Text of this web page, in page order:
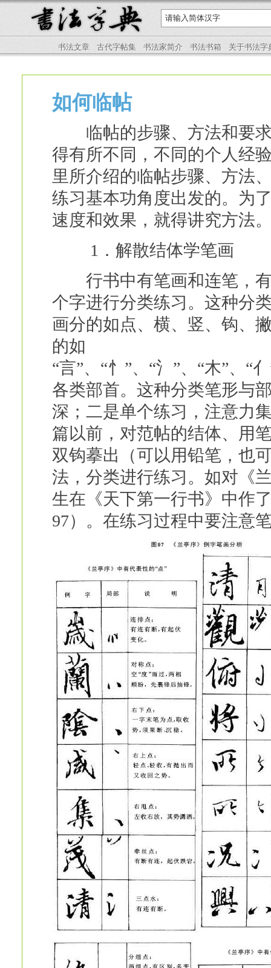
书法文章 古代字帖集 书法家简介 书法书箱 关于书法字
如何临帖
临帖的步骤、方法和要求
得有所不同，不同的个人经
里所介绍的临帖步骤、方法
练习基本功角度出发的。为
速度和效果，就得讲究方法
1．解散结体学笔画
行书中有笔画和连笔，有
个字进行分类练习。这种分
画分的如点、横、竖、钩、
的如
“言”、“忄”、“氵”、“木”、“
各类部首。这种分类笔形与
深；二是单个练习，注意力
篇以前，对范帖的结体、用
双钩摹出（可以用铅笔，也
法，分类进行练习。如对《
生在《天下第一行书》中作
97）。在练习过程中要注意